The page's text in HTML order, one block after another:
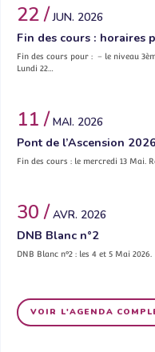
22 /JUN. 2026
Fin des cours : horaires
Fin des cours pour : – le niveau
Lundi 22…
11 / MAI. 2026
Pont de l’Ascension 2026
Fin des cours : le mercredi 13 Mai.
30 / AVR. 2026
DNB Blanc n°2
DNB Blanc n°2 : les 4 et 5 Mai 2026.
VOIR L'AGENDA